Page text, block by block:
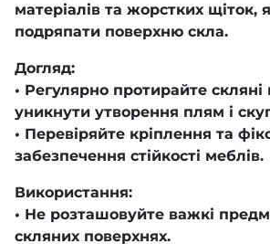
матеріалів та жорстких щіток,
подряпати поверхню скла.
Догляд:
• Регулярно протирайте
уникнути утворення плям і
• Перевіряйте кріплення та
забезпечення стійкості меблів.
Використання:
• Не розташовуйте важкі
скляних поверхнях.